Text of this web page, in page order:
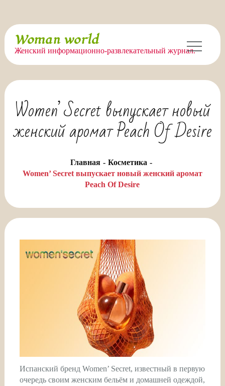
Перейти
содержимому
Woman world
Женский информационно-развлекательный журнал.
Women’ Secret выпускает новый
женский аромат Peach Of Desire
Главная
Косметика
Women’ Secret выпускает новый женский аромат
Peach Of Desire
Испанский бренд Women’ Secret, известный в первую
очередь своим женским бельём и домашней одеждой,